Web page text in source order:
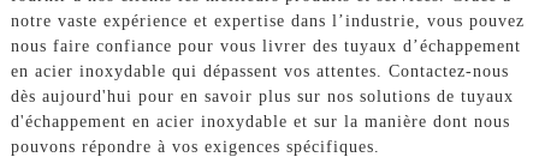
notre vaste expérience et expertise dans l’industrie, vous pouvez
nous faire confiance pour vous livrer des tuyaux d’échappement
en acier inoxydable qui dépassent vos attentes. Contactez-nous
dès aujourd'hui pour en savoir plus sur nos solutions de tuyaux
d'échappement en acier inoxydable et sur la manière dont nous
pouvons répondre à vos exigences spécifiques.